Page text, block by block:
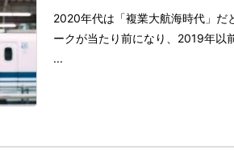
2020年代は「複業大航海時代」だ
ークが当たり前になり、2019年以
...